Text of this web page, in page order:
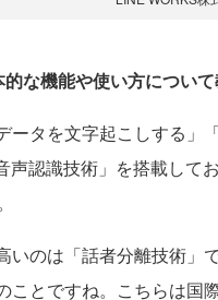
な機能や使い方について
タを文字起こしする」
声認識技術」を搭載し
のは「話者分離技術」
ことですね。こちらは